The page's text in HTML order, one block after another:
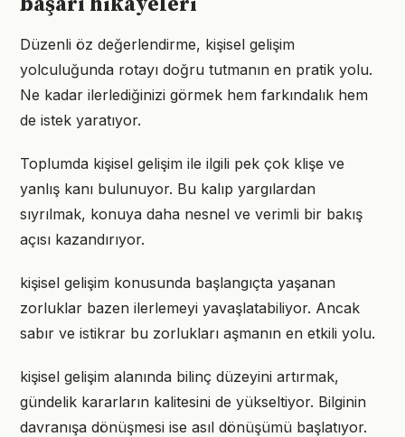
Düzenli öz değerlendirme, kişisel gelişim
yolculuğunda rotayı doğru tutmanın en pratik yolu.
Ne kadar ilerlediğinizi görmek hem farkındalık hem
de istek yaratıyor.
Toplumda kişisel gelişim ile ilgili pek çok klişe ve
yanlış kanı bulunuyor. Bu kalıp yargılardan
sıyrılmak, konuya daha nesnel ve verimli bir bakış
açısı kazandırıyor.
kişisel gelişim konusunda başlangıçta yaşanan
zorluklar bazen ilerlemeyi yavaşlatabiliyor. Ancak
sabır ve istikrar bu zorlukları aşmanın en etkili yolu.
kişisel gelişim alanında bilinç düzeyini artırmak,
gündelik kararların kalitesini de yükseltiyor. Bilginin
davranışa dönüşmesi ise asıl dönüşümü başlatıyor.